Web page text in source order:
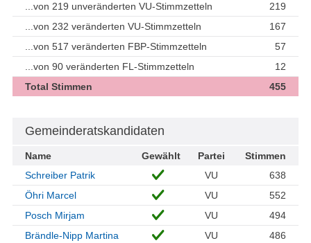
...von 219 unveränderten VU-Stimmzetteln
219
...von 232 veränderten VU-Stimmzetteln
167
...von 517 veränderten FBP-Stimmzetteln
57
...von 90 veränderten FL-Stimmzetteln
12
Total Stimmen
455
Gemeinderatskandidaten
Name Gewählt Partei
Stimmen
Schreiber Patrik
VU
638
Öhri Marcel
VU
552
Posch Mirjam
VU
494
Brändle-Nipp Martina
VU 486